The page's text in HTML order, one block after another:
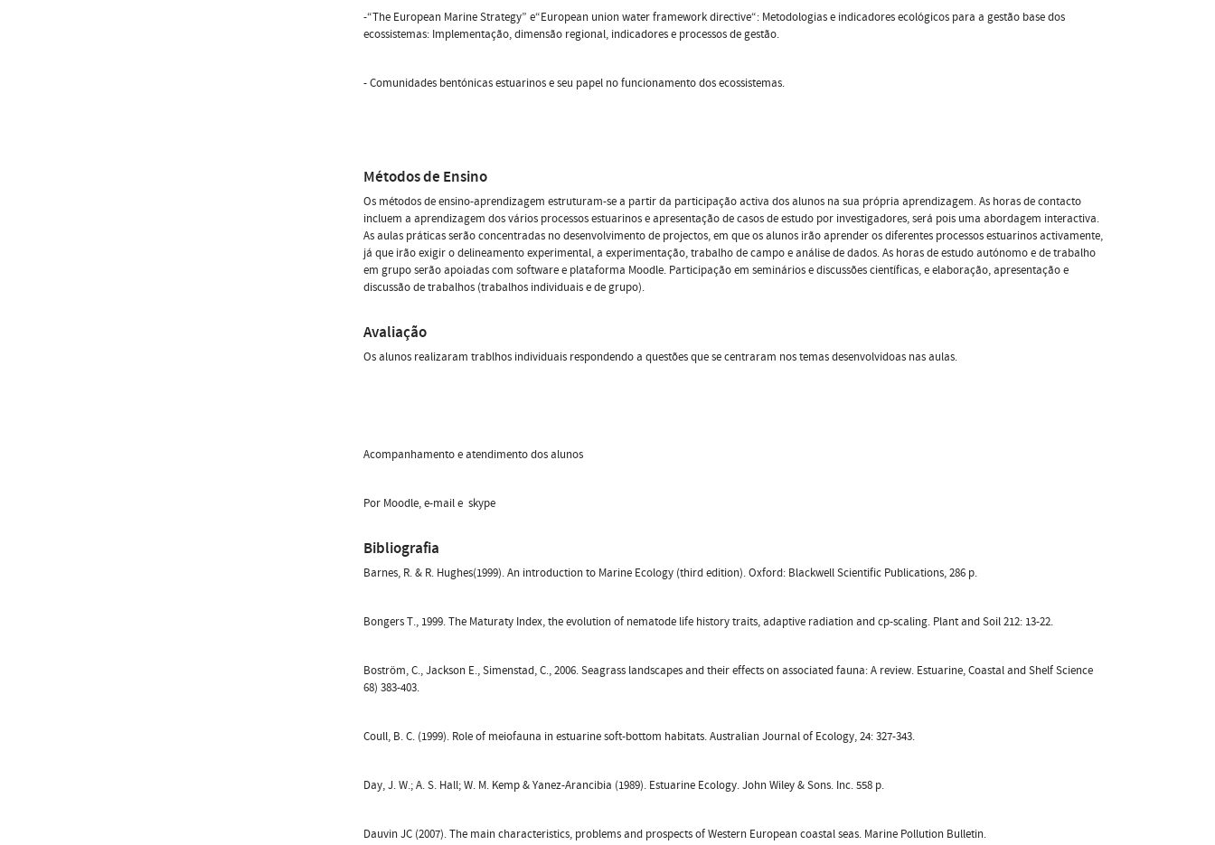
-“The European Marine Strategy” e“European union water framework directive“: Metodologias e indicadores ecológicos para a gestão base dos
ecossistemas: Implementação, dimensão regional, indicadores e processos de gestão.
- Comunidades bentónicas estuarinos e seu papel no funcionamento dos ecossistemas.
Métodos de Ensino
Os métodos de ensino-aprendizagem estruturam-se a partir da participação activa dos alunos na sua própria aprendizagem. As horas de contacto
incluem a aprendizagem dos vários processos estuarinos e apresentação de casos de estudo por investigadores, será pois uma abordagem interactiva.
As aulas práticas serão concentradas no desenvolvimento de projectos, em que os alunos irão aprender os diferentes processos estuarinos activamente,
já que irão exigir o delineamento experimental, a experimentação, trabalho de campo e análise de dados. As horas de estudo autónomo e de trabalho
em grupo serão apoiadas com software e plataforma Moodle. Participação em seminários e discussões científicas, e elaboração, apresentação e
discussão de trabalhos (trabalhos individuais e de grupo).
Avaliação
Os alunos realizaram trablhos individuais respondendo a questões que se centraram nos temas desenvolvidoas nas aulas.
Acompanhamento e atendimento dos alunos
Por Moodle, e-mail e skype
Bibliografia
Barnes, R. & R. Hughes(1999). An introduction to Marine Ecology (third edition). Oxford: Blackwell Scientific Publications, 286 p.
Bongers T., 1999. The Maturaty Index, the evolution of nematode life history traits, adaptive radiation and cp-scaling. Plant and Soil 212: 13-22.
Boström, C., Jackson E., Simenstad, C., 2006. Seagrass landscapes and their effects on associated fauna: A review. Estuarine, Coastal and Shelf Science
68) 383-403.
Coull, B. C. (1999). Role of meiofauna in estuarine soft-bottom habitats. Australian Journal of Ecology, 24: 327-343.
Day, J. W.; A. S. Hall; W. M. Kemp & Yanez-Arancibia (1989). Estuarine Ecology. John Wiley & Sons. Inc. 558 p.
Dauvin JC (2007). The main characteristics, problems and prospects of Western European coastal seas. Marine Pollution Bulletin.